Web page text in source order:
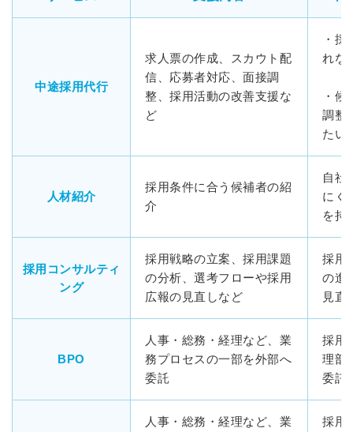
中途採用代行
求人票の作成、スカウト配
信、応募者対応、面接調
整、採用活動の改善支援な
ど
・採
れな
・候
調整
たい
人材紹介
採用条件に合う候補者の紹
介
自社
にく
を持
採用コンサルティ
ング
採用戦略の立案、採用課題
の分析、選考フローや採用
広報の見直しなど
採用
の進
見直
BPO
人事・総務・経理など、業
務プロセスの一部を外部へ
委託
採用
理部
委託
人事・総務・経理など、業
採用